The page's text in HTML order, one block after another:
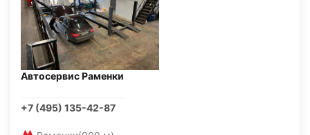
Автосервис Раменки
+7 (495) 135-42-87